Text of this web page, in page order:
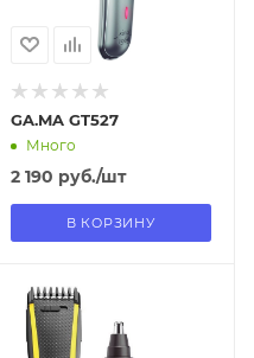
GA.MA GT527
Много
2 190 руб./шт
В КОРЗИНУ
Отправим
07.08.2026
В наличии в пункте